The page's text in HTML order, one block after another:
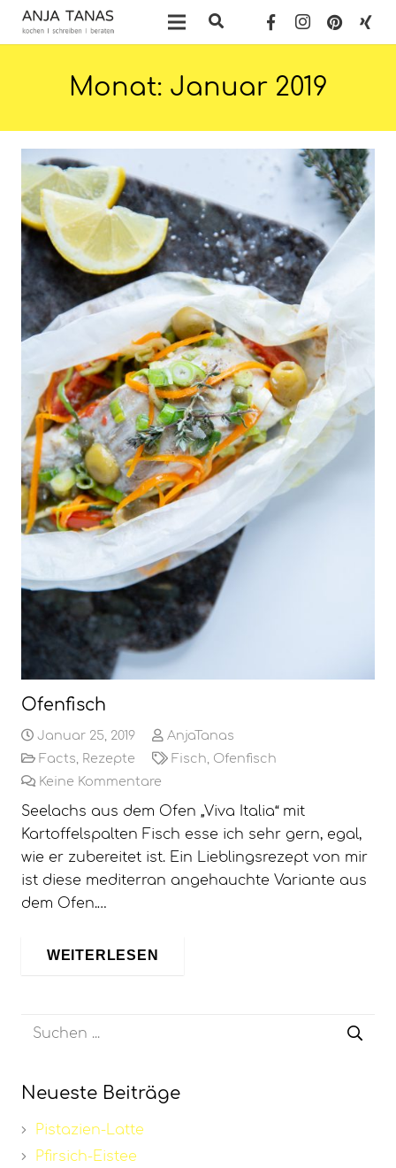
Monat: Januar 2019
Ofenfisch
Januar 25, 2019
AnjaTanas
Facts
Rezepte Fisch Ofenfisch
Keine Kommentare
Seelachs aus dem Ofen „Viva Italia“ mit
Kartoffelspalten Fisch esse ich sehr gern, egal,
wie er zubereitet ist. Ein Lieblingsrezept von mir
ist diese mediterran angehauchte Variante aus
dem Ofen.…
WEITERLESEN
Neueste Beiträge
Pistazien-Latte
Pfirsich-Eistee